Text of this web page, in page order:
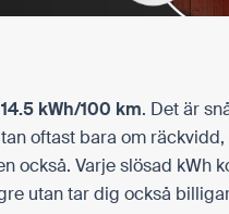
14.5 kWh/100 km. Det är
oftast bara om
också. Varje slösad kWh
utan tar dig också